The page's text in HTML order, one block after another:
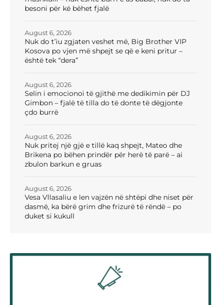
besoni për kë bëhet fjalë
Nuk do t’iu zgjaten veshet më, Big Brother VIP
Kosova po vjen më shpejt se që e keni pritur –
është tek “dera”
August 6, 2026
Selin i emocionoi të gjithë me dedikimin për DJ
Gimbon – fjalë të tilla do të donte të dëgjonte
çdo burrë
August 6, 2026
Nuk pritej një gjë e tillë kaq shpejt, Mateo dhe
Brikena po bëhen prindër për herë të parë – ai
zbulon barkun e gruas
August 6, 2026
Vesa Vllasaliu e len vajzën në shtëpi dhe niset për
dasmë, ka bërë grim dhe frizurë të rëndë – po
duket si kukull
August 6, 2026